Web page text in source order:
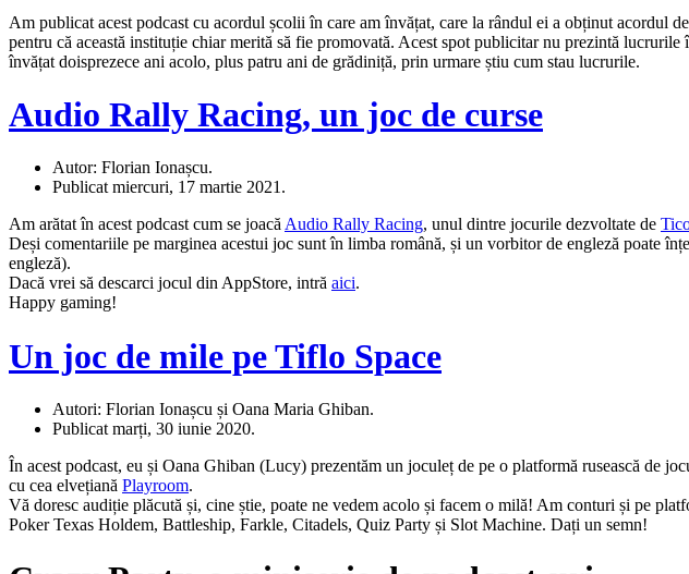
Am publicat acest podcast cu acordul școlii în care am învățat, care la rândul ei a obținut acordul
pentru că această instituție chiar merită să fie promovată. Acest spot publicitar nu prezintă
învățat doisprezece ani acolo, plus patru ani de grădiniță, prin urmare știu cum stau lucrurile.
Audio Rally Racing, un joc de curse
Autor: Florian Ionașcu.
Publicat miercuri, 17 martie 2021.
Am arătat în acest podcast cum se joacăAudio Rally Racing, unul dintre jocurile dezvoltate de
Deși comentariile pe marginea acestui joc sunt în limba română, și un vorbitor de engleză poate
engleză).
Dacă vrei să descarci jocul din AppStore, intră aici.
Happy gaming!
Un joc de mile pe Tiflo Space
Autori: Florian Ionașcu și Oana Maria Ghiban.
Publicat marți, 30 iunie 2020.
În acest podcast, eu și Oana Ghiban (Lucy) prezentăm un joculeț de pe o platformă rusească de
cu cea elvețiană Playroom.
Vă doresc audiție plăcută și, cine știe, poate ne vedem acolo și facem o milă! Am conturi și pe
Poker Texas Holdem, Battleship, Farkle, Citadels, Quiz Party și Slot Machine. Dați un semn!